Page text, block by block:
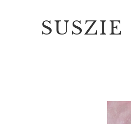
SUSZIE